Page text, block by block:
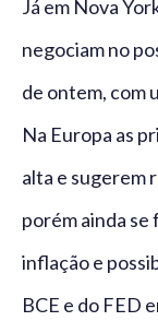
Já em Nova
negociam no
de ontem, com
Na Europa as
alta e sugerem
porém ainda
inflação e
BCE e do FED